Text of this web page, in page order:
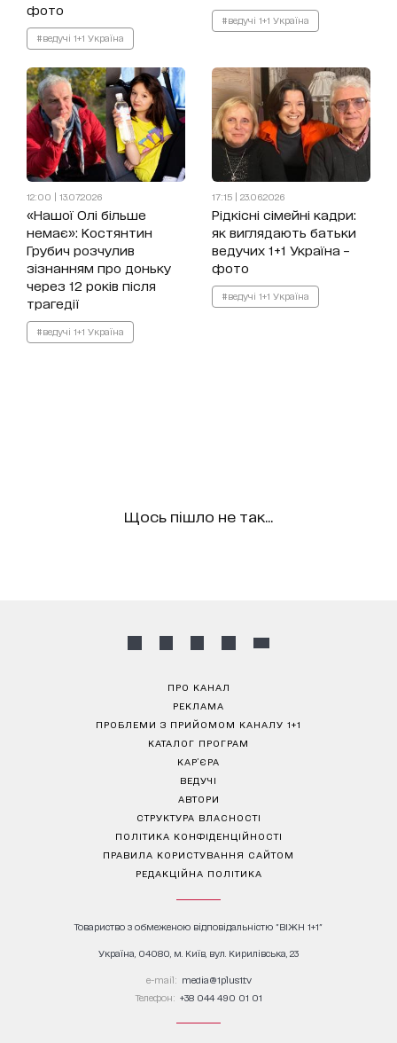
фото
#ведучі 1+1 Україна
#ведучі 1+1 Україна
12:00 | 13.07.2026
«Нашої Олі більше
немає»: Костянтин
Грубич розчулив
зізнанням про доньку
через 12 років після
трагедії
#ведучі 1+1 Україна
17:15 | 23.06.2026
Рідкісні сімейні кадри:
як виглядають батьки
ведучих 1+1 Україна –
фото
#ведучі 1+1 Україна
Щось пішло не так...
ПРО КАНАЛ
РЕКЛАМА
ПРОБЛЕМИ З ПРИЙОМОМ КАНАЛУ 1+1
КАТАЛОГ ПРОГРАМ
КАР’ЄРА
ВЕДУЧІ
АВТОРИ
СТРУКТУРА ВЛАСНОСТІ
ПОЛІТИКА КОНФІДЕНЦІЙНОСТІ
ПРАВИЛА КОРИСТУВАННЯ САЙТОМ
РЕДАКЦІЙНА ПОЛІТИКА
Товариство з обмеженою відповідальністю "ВІЖН 1+1"
Україна, 04080, м. Київ, вул. Кирилівська, 23
е-mail: media@1plus1.tv
Телефон: +38 044 490 01 01